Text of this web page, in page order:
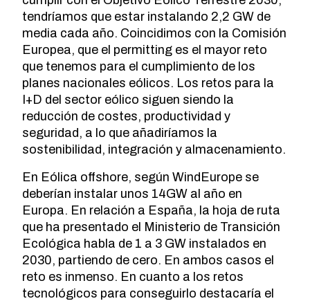
tendríamos que estar instalando 2,2 GW de
media cada año. Coincidimos con la Comisión
Europea, que el permitting es el mayor reto
que tenemos para el cumplimiento de los
planes nacionales eólicos. Los retos para la
I+D del sector eólico siguen siendo la
reducción de costes, productividad y
seguridad, a lo que añadiríamos la
sostenibilidad, integración y almacenamiento.
En Eólica offshore, según WindEurope se
deberían instalar unos 14GW al año en
Europa. En relación a España, la hoja de ruta
que ha presentado el Ministerio de Transición
Ecológica habla de 1 a 3 GW instalados en
2030, partiendo de cero. En ambos casos el
reto es inmenso. En cuanto a los retos
tecnológicos para conseguirlo destacaría el